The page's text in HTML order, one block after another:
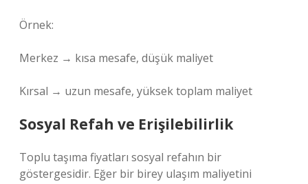
Örnek:
Merkez → kısa mesafe, düşük maliyet
Kırsal → uzun mesafe, yüksek toplam maliyet
Sosyal Refah ve Erişilebilirlik
Toplu taşıma fiyatları sosyal refahın bir
göstergesidir. Eğer bir birey ulaşım maliyetini